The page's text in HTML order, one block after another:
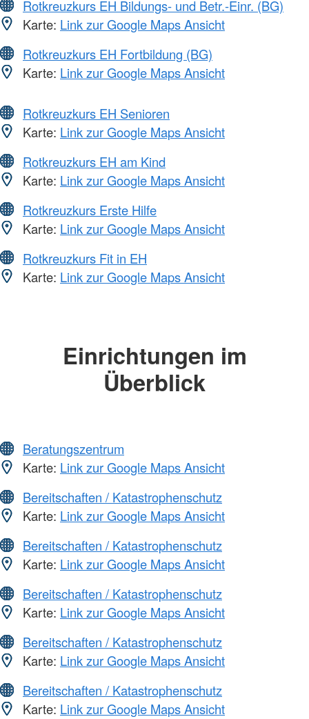
Rotkreuzkurs EH Bildungs- und Betr.-Einr. (BG)
Karte: Link zur Google Maps Ansicht
Rotkreuzkurs EH Fortbildung (BG)
Karte: Link zur Google Maps Ansicht
Rotkreuzkurs EH Senioren
Karte: Link zur Google Maps Ansicht
Rotkreuzkurs EH am Kind
Karte: Link zur Google Maps Ansicht
Rotkreuzkurs Erste Hilfe
Karte: Link zur Google Maps Ansicht
Rotkreuzkurs Fit in EH
Karte: Link zur Google Maps Ansicht
Einrichtungen im
Überblick
Beratungszentrum
Karte: Link zur Google Maps Ansicht
Bereitschaften / Katastrophenschutz
Karte: Link zur Google Maps Ansicht
Bereitschaften / Katastrophenschutz
Karte: Link zur Google Maps Ansicht
Bereitschaften / Katastrophenschutz
Karte: Link zur Google Maps Ansicht
Bereitschaften / Katastrophenschutz
Karte: Link zur Google Maps Ansicht
Bereitschaften / Katastrophenschutz
Karte: Link zur Google Maps Ansicht